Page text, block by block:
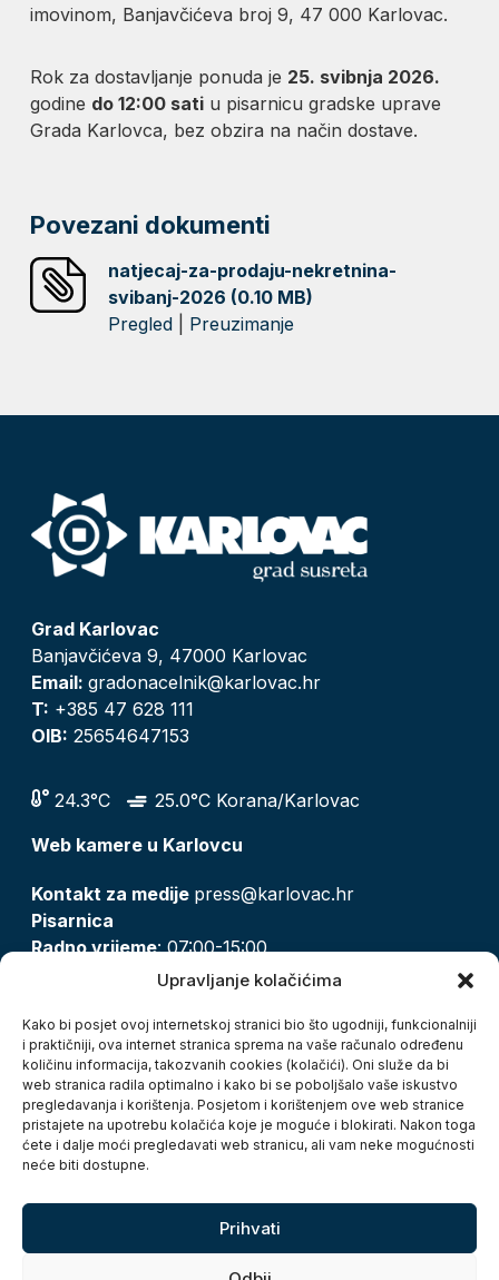
Upravljanje kolačićima
Kako bi posjet ovoj internetskoj stranici bio što ugodniji, funkcionalniji
i praktičniji, ova internet stranica sprema na vaše računalo određenu
količinu informacija, takozvanih cookies (kolačići). Oni služe da bi
web stranica radila optimalno i kako bi se poboljšalo vaše iskustvo
pregledavanja i korištenja. Posjetom i korištenjem ove web stranice
pristajete na upotrebu kolačića koje je moguće i blokirati. Nakon toga
ćete i dalje moći pregledavati web stranicu, ali vam neke mogućnosti
neće biti dostupne.
Prihvati
imovinom, Banjavčićeva broj 9, 47 000 Karlovac.
Rok za dostavljanje ponuda je 25. svibnja 2026.
godine do 12:00 sati u pisarnicu gradske uprave
Grada Karlovca, bez obzira na način dostave.
Povezani dokumenti
natjecaj-za-prodaju-nekretnina-
svibanj-2026 (0.10 MB)
Pregled
Preuzimanje
Grad Karlovac
Banjavčićeva 9, 47000 Karlovac
Email: gradonacelnik@karlovac.hr
T: +385 47 628 111
OIB: 25654647153
24.3°C
25.0°C Korana/Karlovac
Web kamere u Karlovcu
Kontakt za medije press@karlovac.hr
Pisarnica
Radno vrijeme: 07:00-15:00
pisarnica@karlovac.hr
Zaštita osobnih podataka
Pristup informacijama
Kolačići
Izjava o pristupačnosti
Turistička zajednica grada Karlovca